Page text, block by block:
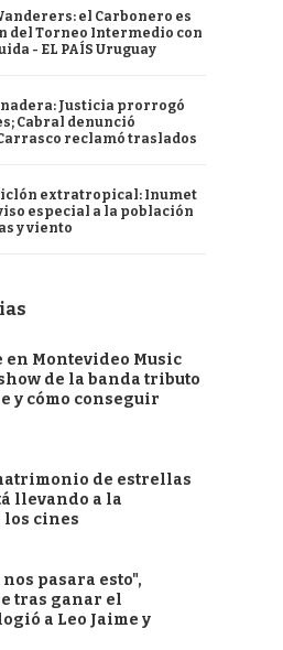
el Carbonero es
del Torneo Intermedio con
- EL PAÍS Uruguay
Justicia prorrogó
Cabral denunció
reclamó traslados
extratropical: Inumet
especial a la población
y viento
en Montevideo Music
de la banda tributo
y cómo conseguir
de estrellas
llevando a la
los cines
pasara esto",
tras ganar el
a Leo Jaime y